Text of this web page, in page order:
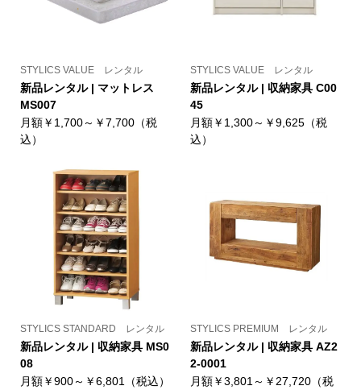
STYLICS VALUE レンタル
新品レンタル | マットレス
MS007
月額￥1,700～￥7,700（税
込）
STYLICS VALUE レンタル
新品レンタル | 収納家具 C00
45
月額￥1,300～￥9,625（税
込）
STYLICS STANDARD レンタル
新品レンタル | 収納家具 MS0
08
月額￥900～￥6,801（税込）
STYLICS PREMIUM レンタル
新品レンタル | 収納家具 AZ2
2-0001
月額￥3,801～￥27,720（税